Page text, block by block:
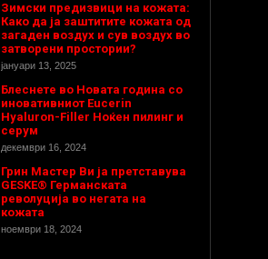
Зимски предизвици на кожата:
Како да ја заштитите кожата од
загаден воздух и сув воздух во
затворени простории?
јануари 13, 2025
Блеснете во Новата година со
иновативниот Eucerin
Hyaluron-Filler Ноќен пилинг и
серум
декември 16, 2024
Грин Мастер Ви ја претставува
GESKE® Германската
револуција во негата на
кожата
ноември 18, 2024